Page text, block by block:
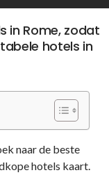
in Rome, zodat
hotels in
naar de beste
hotels kaart.